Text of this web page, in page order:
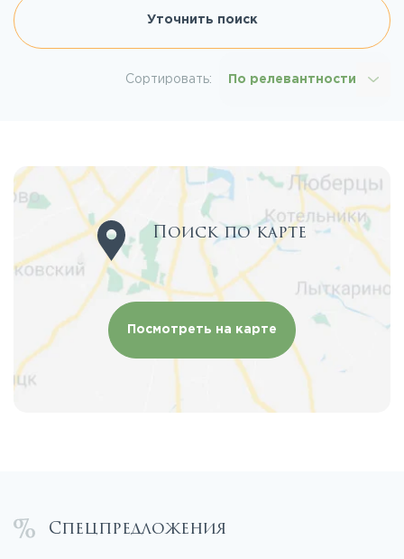
Уточнить поиск
Сортировать: По релевантности
Поиск по карте
Посмотреть на карте
Спецпредложения